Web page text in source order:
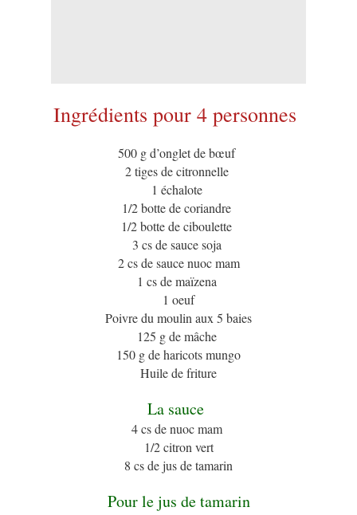
Ingrédients pour 4 personnes
500 g d’onglet de bœuf
2 tiges de citronnelle
1 échalote
1/2 botte de coriandre
1/2 botte de ciboulette
3 cs de sauce soja
2 cs de sauce nuoc mam
1 cs de maïzena
1 oeuf
Poivre du moulin aux 5 baies
125 g de mâche
150 g de haricots mungo
Huile de friture
La sauce
4 cs de nuoc mam
1/2 citron vert
8 cs de jus de tamarin
Pour le jus de tamarin